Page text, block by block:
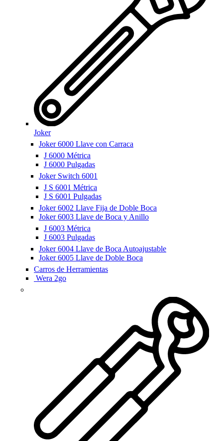
Joker
Joker 6000 Llave con Carraca
J 6000 Métrica
J 6000 Pulgadas
Joker Switch 6001
J S 6001 Métrica
J S 6001 Pulgadas
Joker 6002 Llave Fija de Doble Boca
Joker 6003 Llave de Boca y Anillo
J 6003 Métrica
J 6003 Pulgadas
Joker 6004 Llave de Boca Autoajustable
Joker 6005 Llave de Doble Boca
Carros de Herramientas
Wera 2go